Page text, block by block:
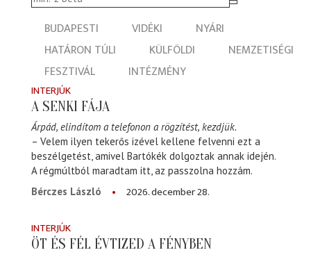
BUDAPESTI VIDÉKI
NYÁRI
HATÁRON TÚLI
KÜLFÖLDI
NEMZETISÉGI
FESZTIVÁL
INTÉZMÉNY
INTERJÚK
A SENKI FÁJA
Árpád, elindítom a telefonon a rögzítést, kezdjük.
– Velem ilyen tekerős izével kellene felvenni ezt a
beszélgetést, amivel Bartókék dolgoztak annak idején.
A régmúltból maradtam itt, az passzolna hozzám.
Bérczes László
2026. december 28.
INTERJÚK
ÖT ÉS FÉL ÉVTIZED A FÉNYBEN